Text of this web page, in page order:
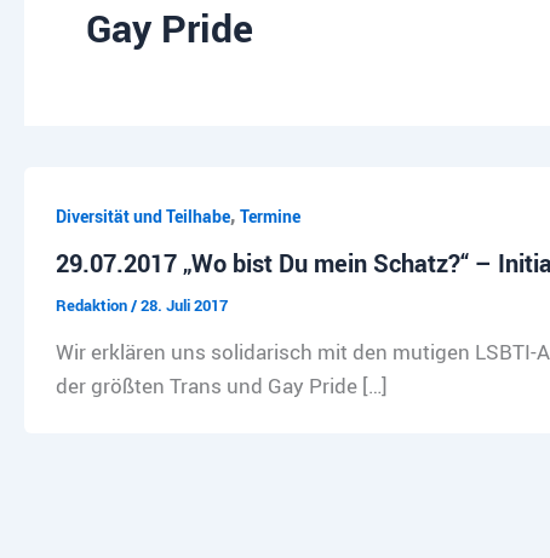
Gay Pride
Diversität und Teilhabe, Termine
29.07.2017 „Wo bist Du mein Schatz?“ –
Redaktion/28. Juli 2017
Wir erklären uns solidarisch mit den mutigen
der größten Trans und Gay Pride […]